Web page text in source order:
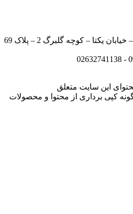
آدرس: کرج – میدان والفجر – خیابان یکتا – کوچه گلبرگ 2 – پلاک 69
اين سایت متعلق
برداری از محتوا و محصولات